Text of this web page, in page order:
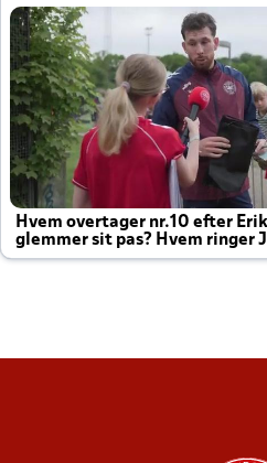
Hvem overtager nr.10 efter
glemmer sit pas? Hvem ringer
altid til efter kampe?